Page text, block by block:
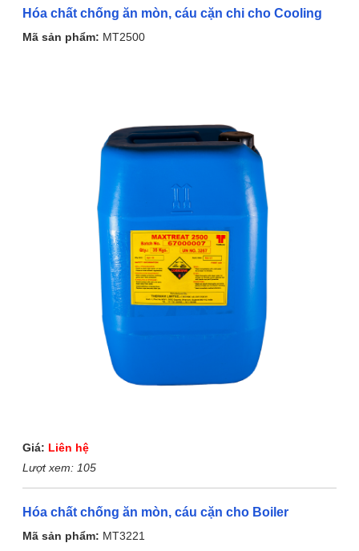
Hóa chất chống ăn mòn, cáu cặn chi cho Cooling
Mã sản phẩm: MT2500
Giá: Liên hệ
Lượt xem:105
Hóa chất chống ăn mòn, cáu cặn cho Boiler
Mã sản phẩm: MT3221